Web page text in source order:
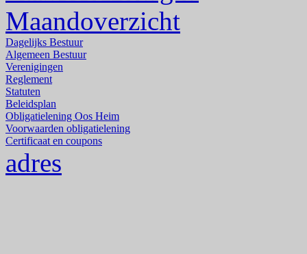
Maandoverzicht
Dagelijks Bestuur
Algemeen Bestuur
Verenigingen
Reglement
Statuten
Beleidsplan
Obligatielening Oos Heim
Voorwaarden obligatielening
Certificaat en coupons
adres